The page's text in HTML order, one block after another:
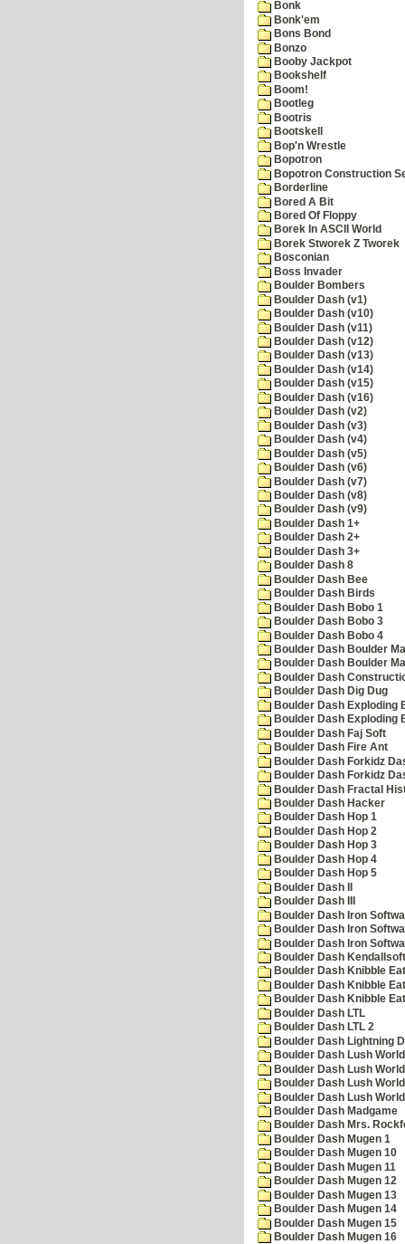
Bonk
Bonk'em
Bons Bond
Bonzo
Booby Jackpot
Bookshelf
Boom!
Bootleg
Bootris
Bootskell
Bop'n Wrestle
Bopotron
Bopotron Construction
Borderline
Bored A Bit
Bored Of Floppy
Borek In ASCII World
Borek Stworek Z Tworek
Bosconian
Boss Invader
Boulder Bombers
Boulder Dash (v1)
Boulder Dash (v10)
Boulder Dash (v11)
Boulder Dash (v12)
Boulder Dash (v13)
Boulder Dash (v14)
Boulder Dash (v15)
Boulder Dash (v16)
Boulder Dash (v2)
Boulder Dash (v3)
Boulder Dash (v4)
Boulder Dash (v5)
Boulder Dash (v6)
Boulder Dash (v7)
Boulder Dash (v8)
Boulder Dash (v9)
Boulder Dash 1+
Boulder Dash 2+
Boulder Dash 3+
Boulder Dash 8
Boulder Dash Bee
Boulder Dash Birds
Boulder Dash Bobo 1
Boulder Dash Bobo 3
Boulder Dash Bobo 4
Boulder Dash Boulder
Boulder Dash Boulder
Boulder Dash
Boulder Dash Dig Dug
Boulder Dash Exploding
Boulder Dash Exploding
Boulder Dash Faj Soft
Boulder Dash Fire Ant
Boulder Dash Forkidz
Boulder Dash Forkidz
Boulder Dash Fractal
Boulder Dash Hacker
Boulder Dash Hop 1
Boulder Dash Hop 2
Boulder Dash Hop 3
Boulder Dash Hop 4
Boulder Dash Hop 5
Boulder Dash II
Boulder Dash III
Boulder Dash Iron
Boulder Dash Iron
Boulder Dash Iron
Boulder Dash
Boulder Dash Knibble
Boulder Dash Knibble
Boulder Dash Knibble
Boulder Dash LTL
Boulder Dash LTL 2
Boulder Dash Lightning
Boulder Dash Lush
Boulder Dash Lush
Boulder Dash Lush
Boulder Dash Lush
Boulder Dash Madgame
Boulder Dash Mrs.
Boulder Dash Mugen 1
Boulder Dash Mugen 10
Boulder Dash Mugen 11
Boulder Dash Mugen 12
Boulder Dash Mugen 13
Boulder Dash Mugen 14
Boulder Dash Mugen 15
Boulder Dash Mugen 16